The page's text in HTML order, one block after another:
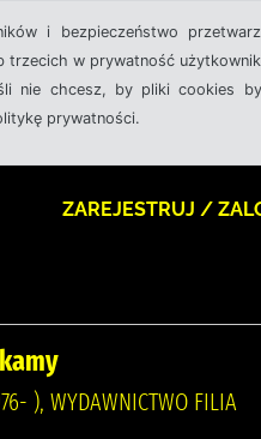
i bezpieczeństwo
w prywatność
chcesz, by pliki cookies
prywatności.
ZAREJESTRUJ /
), WYDAWNICTWO FILIA